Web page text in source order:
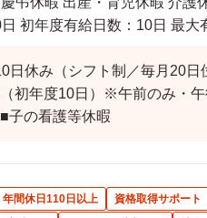
初年度有給日数：10日 最大
日休み（シフト制／毎月20日
初年度10日）※午前のみ・
子の看護等休暇
年間休日110日以上 資格取得サポート